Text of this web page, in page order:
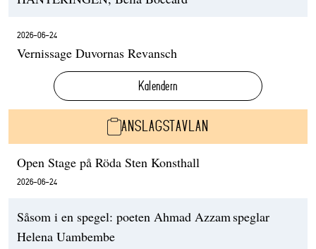
2026-06-24
Vernissage Duvornas Revansch
Kalendern
ANSLAGSTAVLAN
Open Stage på Röda Sten Konsthall
2026-06-24
Såsom i en spegel: poeten Ahmad Azzam speglar
Helena Uambembe